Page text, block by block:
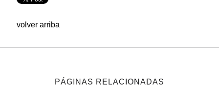
volver arriba
PÁGINAS RELACIONADAS